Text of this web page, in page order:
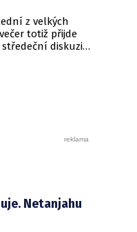
z velkých
totiž přijde
středeční diskuzi
Netanjahu